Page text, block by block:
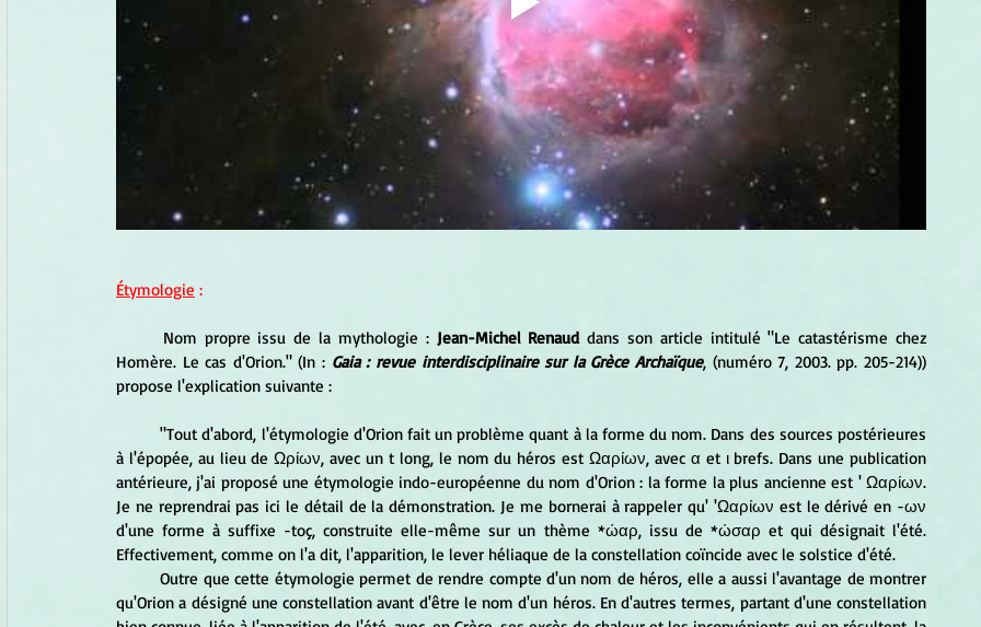
Étymologie :
	Nom propre issu de la mythologie :
Jean-Michel Renaud dans son article intitulé "Le catastérisme chez
Homère. Le cas d'Orion." (In : Gaia : revue interdisciplinaire sur la Grèce Archaïque, (numéro 7, 2003. pp. 205-214))
propose l'explication suivante :
	"Tout d'abord, l'étymologie d'Orion fait un problème quant à la forme du nom. Dans des sources postérieures
à l'épopée, au lieu de Ωρίων, avec un t long, le nom du héros est Ωαρίων, avec α et ι brefs. Dans une publication
antérieure, j'ai proposé une étymologie indo-européenne du nom d'Orion : la forme la plus ancienne est ' Ωαρίων.
Je ne reprendrai pas ici le détail de la démonstration. Je me bornerai à rappeler qu' 'Ωαρίων est le dérivé en -ων
d'une forme à suffixe -toç, construite elle-même sur un thème *ώαρ, issu de *ώσαρ et qui désignait l'été.
Effectivement, comme on l'a dit, l'apparition, le lever héliaque de la constellation coïncide avec le solstice d'été.
	Outre que cette étymologie permet de rendre compte d'un nom de héros, elle a aussi l'avantage de montrer
qu'Orion a désigné une constellation avant d'être le nom d'un héros. En d'autres termes, partant d'une constellation